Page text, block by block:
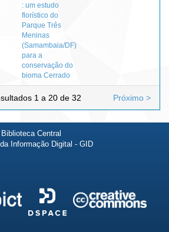
: um estudo
florístico do
Parque Três
Meninas
(Samambaia/DF)
para a
conservação do
bioma Cerrado
1 a 20 de 32 Próximo >
Central
Informação Digital - GID